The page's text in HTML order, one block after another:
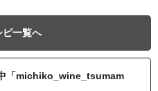
ピ一覧へ
「michiko_wine_tsumam